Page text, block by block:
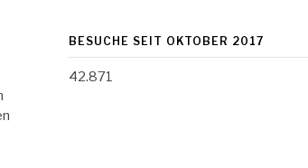
BESUCHE SEIT OKTOBER 2017
42.871